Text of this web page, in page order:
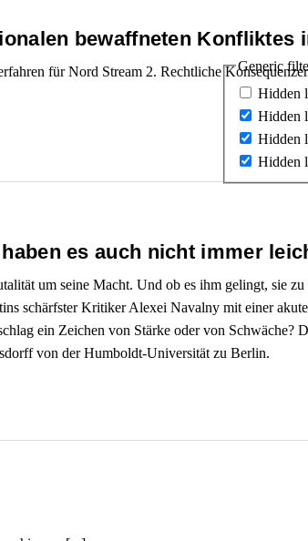
Generic
Hidden
Hidden
Hidden
Hidden
bewaffneten Konfliktes
für Nord Stream 2. Rechtliche
es auch nicht immer
um seine Macht. Und ob es ihm gelingt, sie
schärfster Kritiker Alexei Navalny mit einer
ein Zeichen von Stärke oder von Schwäche?
von der Humboldt-Universität zu Berlin.